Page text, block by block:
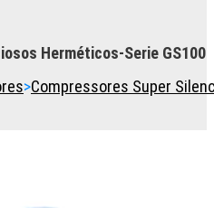
Herméticos-Serie GS100
>Compressores Super